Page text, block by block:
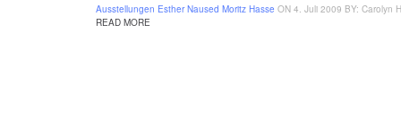
Ausstellungen Esther Naused Moritz Hasse ON 4. Juli 2009 BY: Carolyn
READ MORE